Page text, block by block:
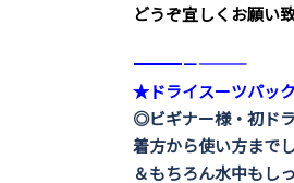
どうぞ宜しくお願い
――――――――――――――――――――－－―――
★ドライスーツパッ
◎ビギナー様・初ド
着方から使い方まで
＆もちろん水中もし